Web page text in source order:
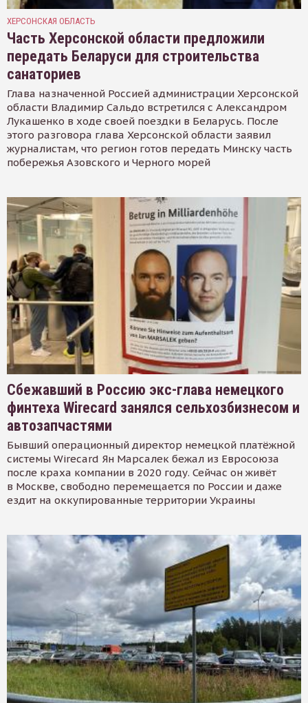
ХЕРСОНСКАЯ ОБЛАСТЬ
Часть Херсонской области предложили
передать Беларуси для строительства
санаториев
Глава назначенной Россией администрации Херсонской
области Владимир Сальдо встретился с Александром
Лукашенко в ходе своей поездки в Беларусь. После
этого разговора глава Херсонской области заявил
журналистам, что регион готов передать Минску часть
побережья Азовского и Черного морей
Сбежавший в Россию экс-глава немецкого
финтеха Wirecard занялся сельхозбизнесом и
автозапчастями
Бывший операционный директор немецкой платёжной
системы Wirecard Ян Марсалек бежал из Евросоюза
после краха компании в 2020 году. Сейчас он живёт
в Москве, свободно перемещается по России и даже
ездит на оккупированные территории Украины